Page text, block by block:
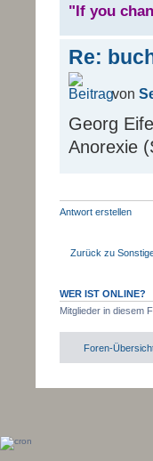
"If you
Re:
von
Georg
Anorexie
Antwort erstellen
Zurück zu
WER IST ONLINE?
Mitglieder in diesem
Foren-